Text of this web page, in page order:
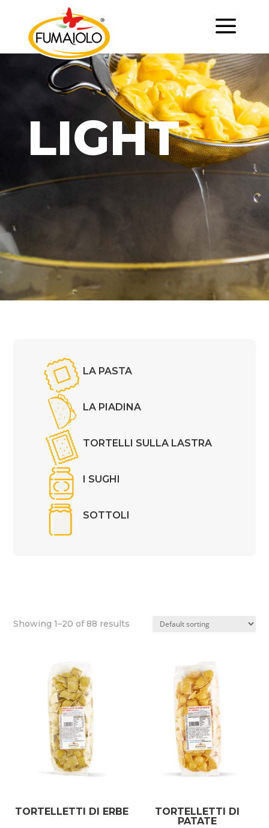
a
LIGHT
LA PASTA
LA PIADINA
TORTELLI SULLA LASTRA
I SUGHI
SOTTOLI
Showing 1–20 of 88 results
TORTELLETTI DI ERBE
TORTELLETTI DI
PATATE